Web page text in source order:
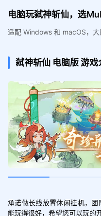
电脑玩弑神斩仙，选
适配 Windows 和 macOS，大
弑神斩仙 电脑版游戏
承诺做长线放置休闲挂机，
能玩得很好，希望您可以玩的